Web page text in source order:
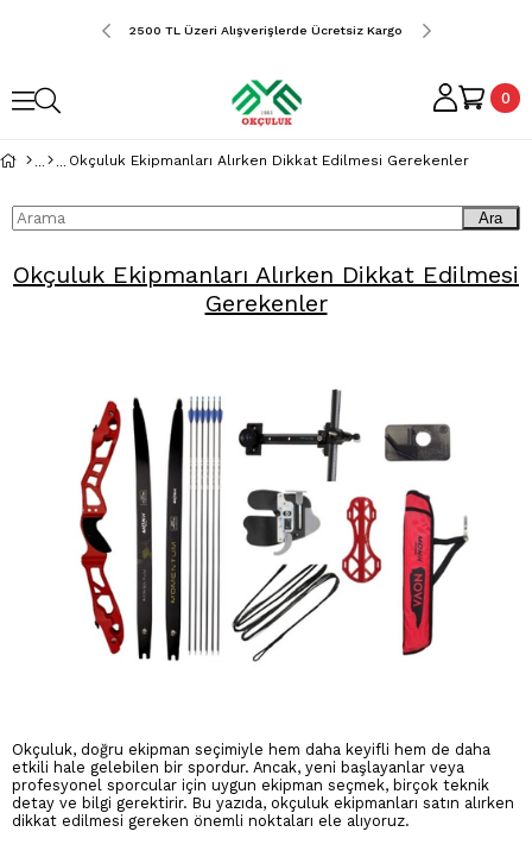
Ücretsiz Kargo 2500 TL Üzeri Alışverişlerde Ücretsiz Kargo 2500 TL Üzeri
0
Okçuluk Ekipmanları Alırken Dikkat Edilmesi Gerekenler
Ara
Okçuluk Ekipmanları Alırken Dikkat Edilmesi
Gerekenler
Okçuluk, doğru ekipman seçimiyle hem daha keyifli hem de daha
etkili hale gelebilen bir spordur. Ancak, yeni başlayanlar veya
profesyonel sporcular için uygun ekipman seçmek, birçok teknik
detay ve bilgi gerektirir. Bu yazıda, okçuluk ekipmanları satın alırken
dikkat edilmesi gereken önemli noktaları ele alıyoruz.